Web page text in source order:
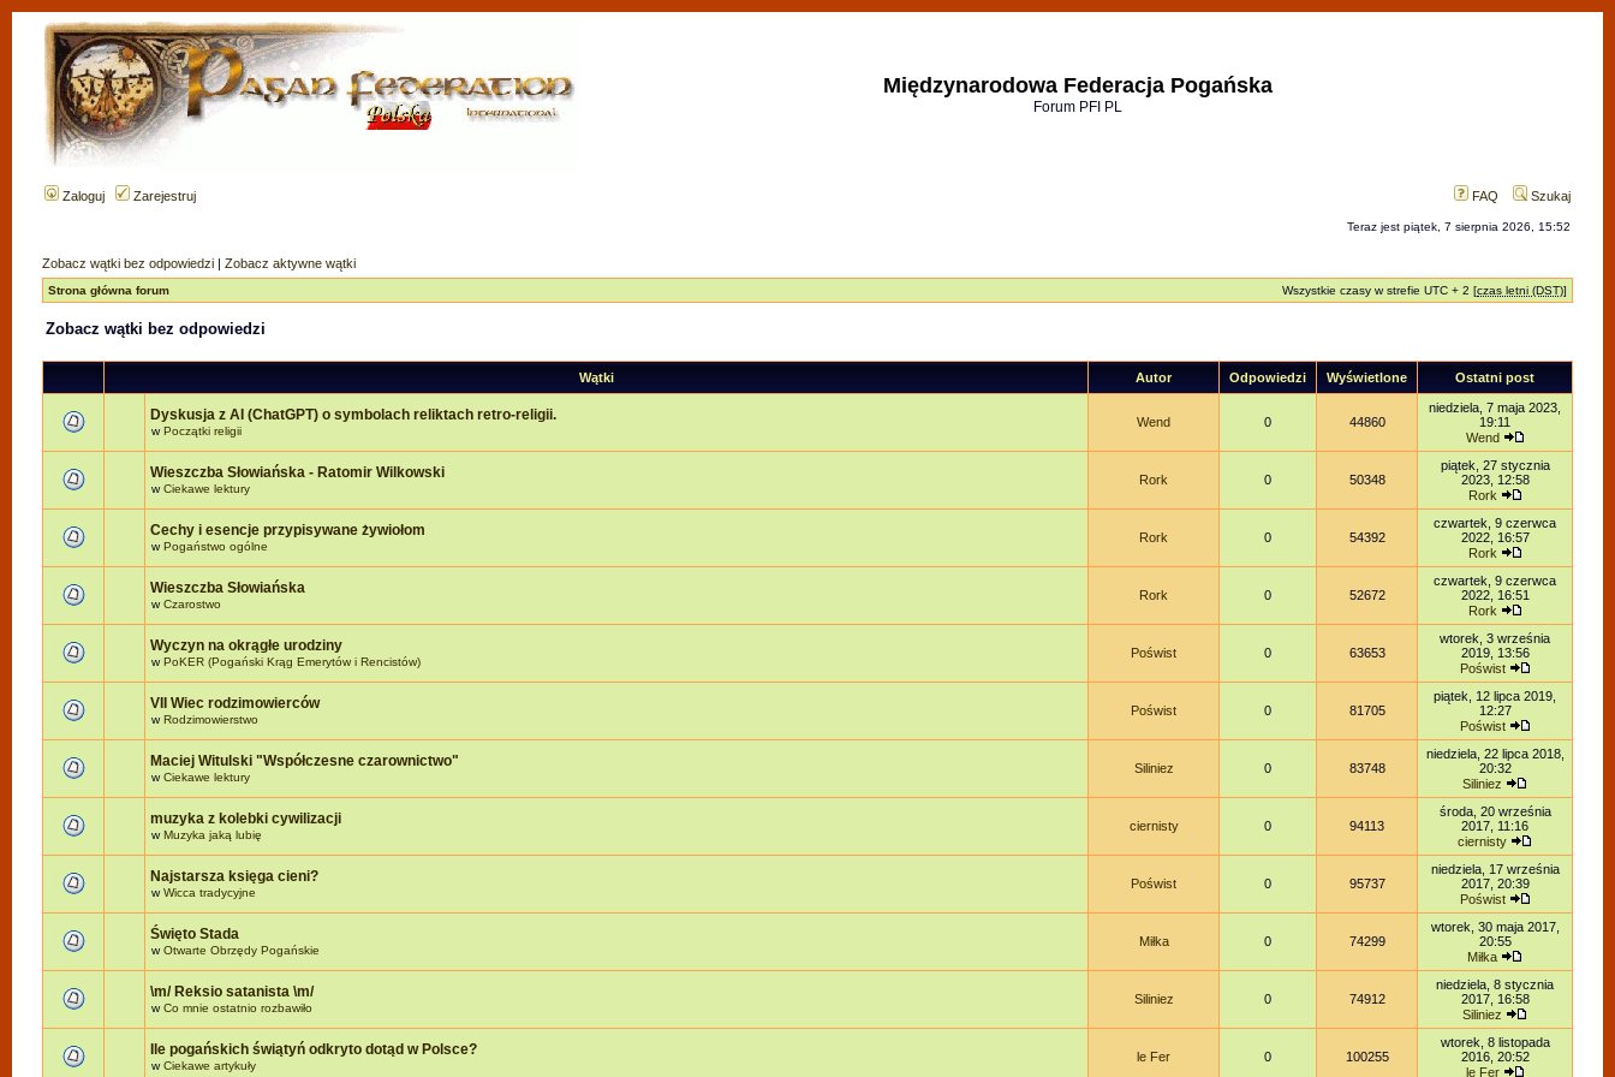
Międzynarodowa Federacja Pogańska
Forum PFI PL
Zaloguj Zarejestruj FAQ Szukaj
Teraz jest piątek, 7 sierpnia 2026, 15:52
Zobacz wątki bez odpowiedzi | Zobacz aktywne wątki
Strona główna forum Wszystkie czasy w strefie UTC + 2 [czas letni (DST)]
Zobacz wątki bez odpowiedzi
Wątki Autor Odpowiedzi Wyświetlone Ostatni post
Dyskusja z AI (ChatGPT) o symbolach reliktach retro-religii.
wPoczątki religii
Wend 0 44860
niedziela, 7 maja 2023,
19:11
Wend
Wieszczba Słowiańska - Ratomir Wilkowski
wCiekawe lektury
Rork 0 50348
piątek, 27 stycznia
2023, 12:58
Rork
Cechy i esencje przypisywane żywiołom
wPogaństwo ogólne
Rork 0 54392
czwartek, 9 czerwca
2022, 16:57
Rork
Wieszczba Słowiańska
wCzarostwo
Rork 0 52672
czwartek, 9 czerwca
2022, 16:51
Rork
Wyczyn na okrągłe urodziny
wPoKER (Pogański Krąg Emerytów i Rencistów)
Poświst 0 63653
wtorek, 3 września
2019, 13:56
Poświst
VII Wiec rodzimowierców
wRodzimowierstwo
Poświst 0 81705
piątek, 12 lipca 2019,
12:27
Poświst
Maciej Witulski "Współczesne czarownictwo"
wCiekawe lektury
Siliniez 0 83748
niedziela, 22 lipca 2018,
20:32
Siliniez
muzyka z kolebki cywilizacji
wMuzyka jaką lubię
ciernisty 0 94113
środa, 20 września
2017, 11:16
ciernisty
Najstarsza księga cieni?
wWicca tradycyjne
Poświst 0 95737
niedziela, 17 września
2017, 20:39
Poświst
Święto Stada
wOtwarte Obrzędy Pogańskie
Miłka 0 74299
wtorek, 30 maja 2017,
20:55
Miłka
\m/ Reksio satanista \m/
wCo mnie ostatnio rozbawiło
Siliniez 0 74912
niedziela, 8 stycznia
2017, 16:58
Siliniez
Ile pogańskich świątyń odkryto dotąd w Polsce?
wCiekawe artykuły
le Fer 0 100255
wtorek, 8 listopada
2016, 20:52
le Fer